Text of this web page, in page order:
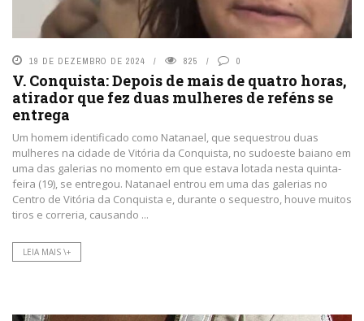
19 DE DEZEMBRO DE 2024 825 0
V. Conquista: Depois de mais de quatro horas,
atirador que fez duas mulheres de reféns se
entrega
Um homem identificado como Natanael, que sequestrou duas
mulheres na cidade de Vitória da Conquista, no sudoeste baiano em
uma das galerias no momento em que estava lotada nesta quinta-
feira (19), se entregou. Natanael entrou em uma das galerias no
Centro de Vitória da Conquista e, durante o sequestro, houve muitos
tiros e correria, causando ...
LEIA MAIS \+